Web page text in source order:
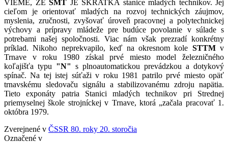
VIEME, ŽE SMT JE SKRATKA stanice mladých technikov. Jej
cieľom je orientovať mladých na rozvoj technických záujmov,
myslenia, zručnosti, zvyšovať úroveň pracovnej a polytechnickej
výchovy a prípravy mládeže pre budúce povolanie v súlade s
potrebami našej spoločnosti. Viac nám však prezradí konkrétny
príklad. Nikoho neprekvapilo, keď na okresnom kole STTMv
Trnave v roku 1980 získal prvé miesto model železničného
koľajišťa typu "N" s plnoautomatickou prevádzkou a dotykový
spínač. Na tej istej súťaži v roku 1981 patrilo prvé miesto opäť
trnavskému sledovaču signálu a stabilizovanému zdroju napätia.
Tieto exponáty patria Stanici mladých technikov pri Strednej
priemyselnej škole strojníckej v Trnave, ktorá „začala pracovať 1.
októbra 1979.
Zverejnené v ČSSR 80. roky 20. storočia
Označené v